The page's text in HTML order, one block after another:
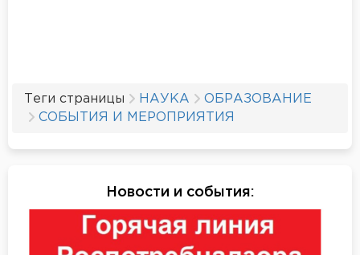
Теги страницы НАУКА
ОБРАЗОВАНИЕ
СОБЫТИЯ И МЕРОПРИЯТИЯ
Новости и события: